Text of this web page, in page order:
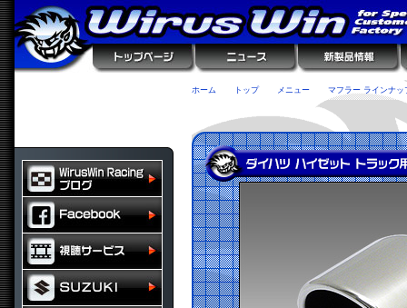
ホーム トップ メニュー マフラー ラインナッ